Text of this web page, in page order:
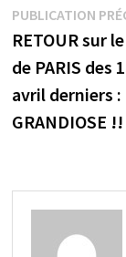
de
l’article
PUBLICATION
RETOUR sur
de PARIS des
avril derniers :
GRANDIOSE !!